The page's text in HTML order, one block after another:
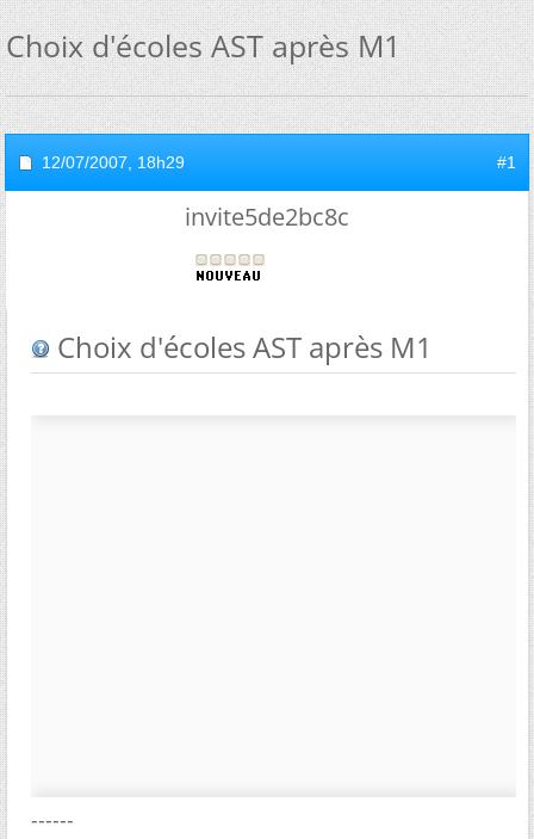
Choix d'écoles AST après M1
12/07/2007, 18h29 #1
invite5de2bc8c
Choix d'écoles AST après M1
------